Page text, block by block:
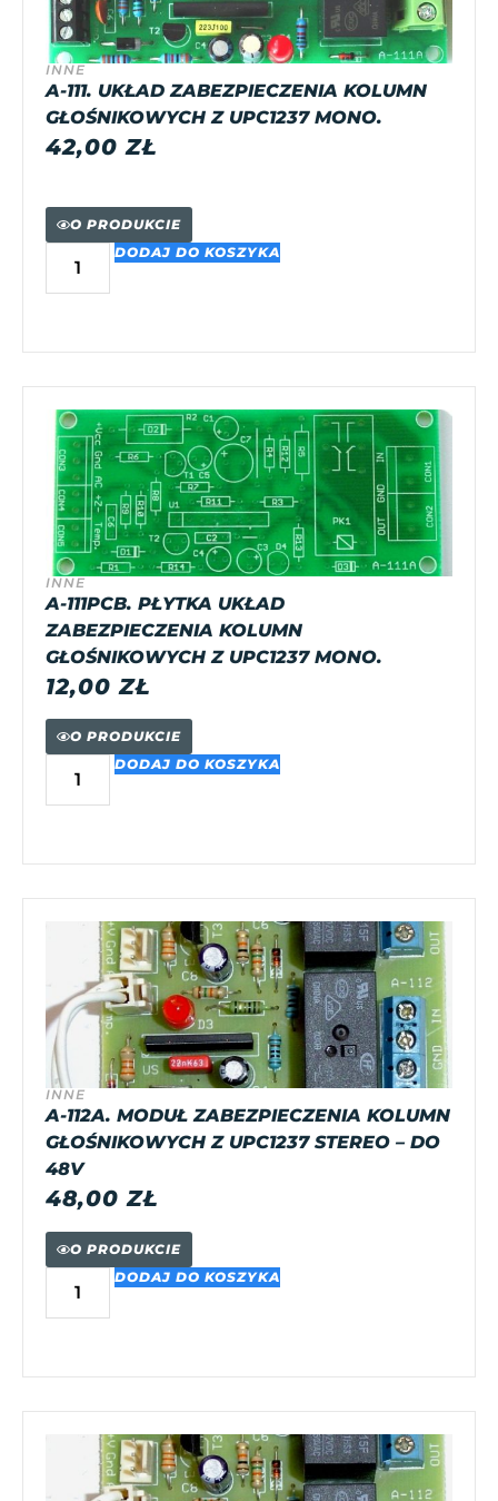
INNE
A-111. UKŁAD ZABEZPIECZENIA KOLUMN
GŁOŚNIKOWYCH Z UPC1237 MONO.
42,00ZŁ
O PRODUKCIE
DODAJ DO KOSZYKA
INNE
A-111PCB. PŁYTKA UKŁAD
ZABEZPIECZENIA KOLUMN
GŁOŚNIKOWYCH Z UPC1237 MONO.
12,00ZŁ
O PRODUKCIE
DODAJ DO KOSZYKA
INNE
A-112A. MODUŁ ZABEZPIECZENIA KOLUMN
GŁOŚNIKOWYCH Z UPC1237 STEREO – DO
48V
48,00ZŁ
O PRODUKCIE
DODAJ DO KOSZYKA